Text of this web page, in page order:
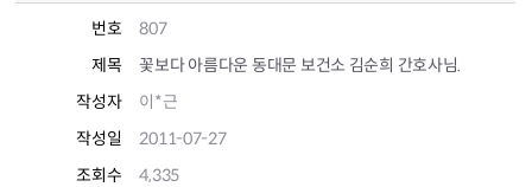
번호
807
제목
꽃보다 아름다운 동대문 보건소 김순희 간호사님.
작성자
이*근
작성일
2011-07-27
조회수
4,335